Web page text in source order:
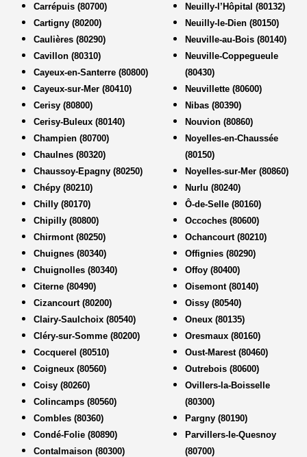
Carrépuis (80700)
Cartigny (80200)
Caulières (80290)
Cavillon (80310)
Cayeux-en-Santerre (80800)
Cayeux-sur-Mer (80410)
Cerisy (80800)
Cerisy-Buleux (80140)
Champien (80700)
Chaulnes (80320)
Chaussoy-Epagny (80250)
Chépy (80210)
Chilly (80170)
Chipilly (80800)
Chirmont (80250)
Chuignes (80340)
Chuignolles (80340)
Citerne (80490)
Cizancourt (80200)
Clairy-Saulchoix (80540)
Cléry-sur-Somme (80200)
Cocquerel (80510)
Coigneux (80560)
Coisy (80260)
Colincamps (80560)
Combles (80360)
Condé-Folie (80890)
Contalmaison (80300)
Neuilly-l’Hôpital (80132)
Neuilly-le-Dien (80150)
Neuville-au-Bois (80140)
Neuville-Coppegueule
(80430)
Neuvillette (80600)
Nibas (80390)
Nouvion (80860)
Noyelles-en-Chaussée
(80150)
Noyelles-sur-Mer (80860)
Nurlu (80240)
Ô-de-Selle (80160)
Occoches (80600)
Ochancourt (80210)
Offignies (80290)
Offoy (80400)
Oisemont (80140)
Oissy (80540)
Oneux (80135)
Oresmaux (80160)
Oust-Marest (80460)
Outrebois (80600)
Ovillers-la-Boisselle
(80300)
Pargny (80190)
Parvillers-le-Quesnoy
(80700)